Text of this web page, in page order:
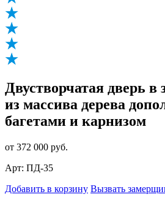
Двустворчатая дверь в
из массива дерева
багетами и карнизом
от 372 000 руб.
Арт: ПД-35
Добавить в корзину Вызвать